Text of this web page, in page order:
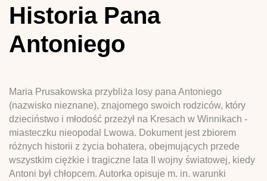
Historia Pana
Antoniego
Maria Prusakowska przybliża losy pana Antoniego
(nazwisko nieznane), znajomego swoich rodziców, który
dzieciństwo i młodość przeżył na Kresach w Winnikach -
miasteczku nieopodal Lwowa. Dokument jest zbiorem
różnych historii z życia bohatera, obejmujących przede
wszystkim ciężkie i tragiczne lata II wojny światowej, kiedy
Antoni był chłopcem. Autorka opisuje m. in. warunki